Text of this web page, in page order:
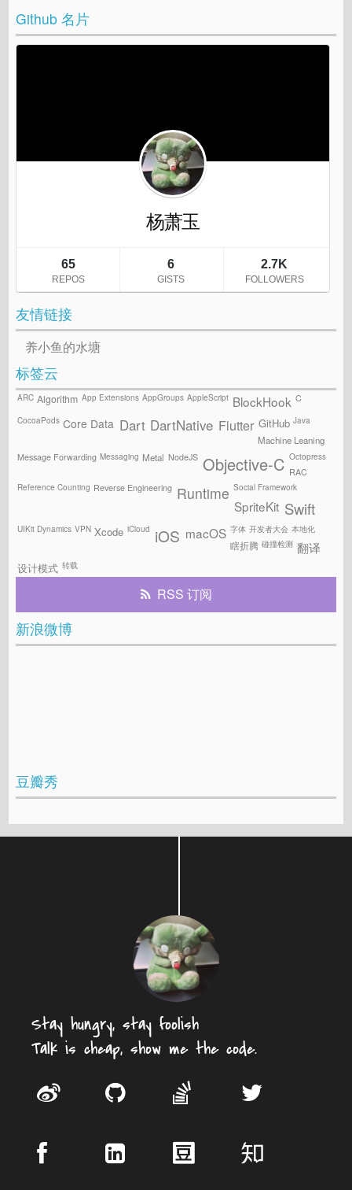
Github 名片
友情链接
养小鱼的水塘
标签云
ARC Algorithm App Extensions AppGroups AppleScript BlockHook C
CocoaPods Core Data Dart DartNative Flutter GitHub Java
Machine Leaning
Message Forwarding Messaging Metal NodeJS Objective-C Octopress
RAC
Reference Counting Reverse Engineering Runtime Social Framework
SpriteKit Swift
UIKit Dynamics VPN Xcode iCloud iOS macOS 字体 开发者大会 本地化
瞎折腾 碰撞检测 翻译
设计模式 转载
RSS 订阅
新浪微博
豆瓣秀
Stay hungry, stay foolish
Talk is cheap, show me the code.